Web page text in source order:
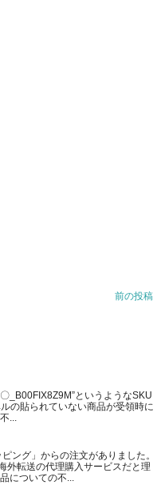
前の投稿
_B00FIX8Z9M”というようなSKU
の貼られていない商品が受領時に
...
ング」からの注文がありました。
外転送の代理購入サービスだと理
についての不...